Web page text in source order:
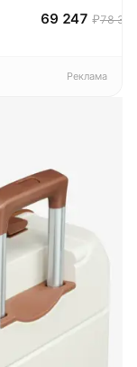
(2026) Смарт ТВ
69 247 ₽78
Реклама